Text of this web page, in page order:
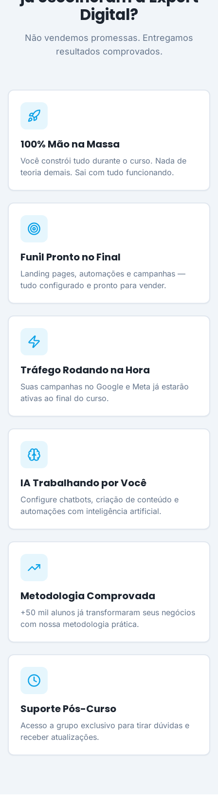
Digital?
Não vendemos promessas. Entregamos
resultados comprovados.
100% Mão na Massa
Você constrói tudo durante o curso. Nada de
teoria demais. Sai com tudo funcionando.
Funil Pronto no Final
Landing pages, automações e campanhas —
tudo configurado e pronto para vender.
Tráfego Rodando na Hora
Suas campanhas no Google e Meta já estarão
ativas ao final do curso.
IA Trabalhando por Você
Configure chatbots, criação de conteúdo e
automações com inteligência artificial.
Metodologia Comprovada
+50 mil alunos já transformaram seus negócios
com nossa metodologia prática.
Suporte Pós-Curso
Acesso a grupo exclusivo para tirar dúvidas e
receber atualizações.